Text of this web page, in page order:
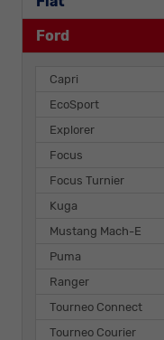
Ford
Capri
EcoSport
Explorer
Focus
Focus Turnier
Kuga
Mustang Mach-E
Puma
Ranger
Tourneo Connect
Tourneo Courier